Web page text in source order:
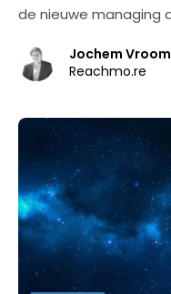
de nieuwe managing
Jochem Vroom
Reachmo.re